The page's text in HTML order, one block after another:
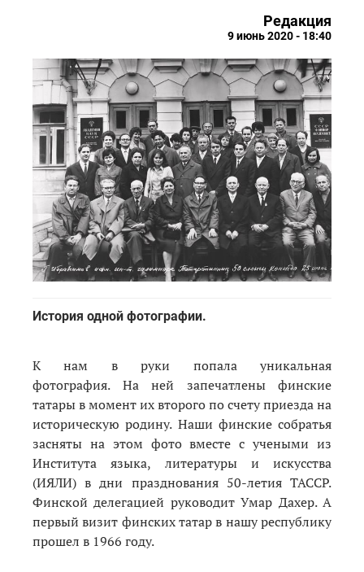
Редакция
9 июнь 2020 - 18:40
История одной фотографии.
К нам в руки попала уникальная
фотография. На ней запечатлены финские
татары в момент их второго по счету приезда на
историческую родину. Наши финские собратья
засняты на этом фото вместе с учеными из
Института языка, литературы и искусства
(ИЯЛИ) в дни празднования 50-летия ТАССР.
Финской делегацией руководит Умар Дахер. А
первый визит финских татар в нашу республику
прошел в 1966 году.